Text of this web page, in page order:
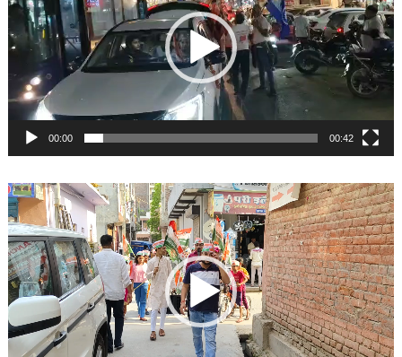
00:00 00:42
Video
Player